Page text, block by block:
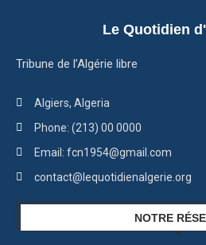
Le Quotidien
Tribune de l’Algérie libre
Algiers, Algeria
Phone: (213) 00 0000
Email: fcn1954@gmail.com
contact@lequotidienalgerie.org
NOTRE